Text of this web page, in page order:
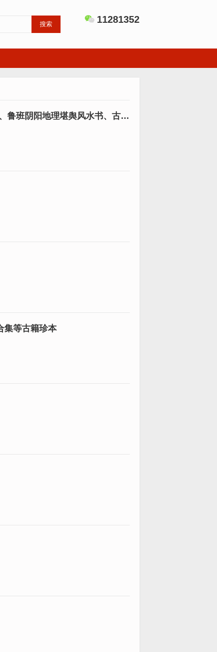
11281352
搜索
鲁班阴阳地理堪舆风水书、古代
集等古籍珍本